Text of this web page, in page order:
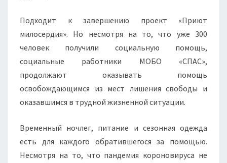
Подходит к завершению проект «Приют
милосердия». Но несмотря на то, что уже 300
человек получили социальную помощь,
социальные работники МОБО «СПАС»,
продолжают оказывать помощь
освобождающимся из мест лишения свободы и
оказавшимся в трудной жизненной ситуации.
Временный ночлег, питание и сезонная одежда
есть для каждого обратившегося за помощью.
Несмотря на то, что пандемия короновируса не